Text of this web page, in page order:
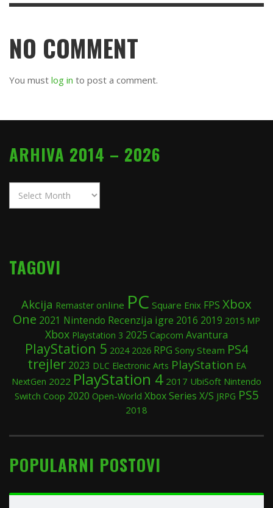
NO COMMENT
You must log in to post a comment.
ARHIVA 2014 – 2026
2014
TAGOVI
Akcija Remaster online PC Square Enix FPS Xbox
One 2021 Nintendo Recenzija igre 2016 2019 2015 MP
Xbox Playstation 3 2025 Capcom Avantura
PlayStation 5 2024 2026 RPG Sony Steam PS4
trejler 2023 DLC Electronic Arts PlayStation EA
NextGen 2022 PlayStation 4 2017 UbiSoft Nintendo
Switch Coop 2020 Open-World Xbox Series X/S JRPG PS5
2018
POPULARNI POSTOVI